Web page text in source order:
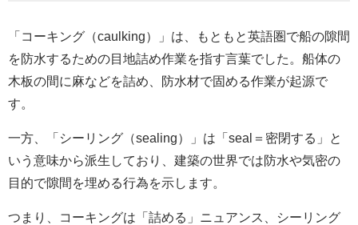
「コーキング（caulking）」は、もともと英語圏で船の隙間
を防水するための目地詰め作業を指す言葉でした。船体の
木板の間に麻などを詰め、防水材で固める作業が起源で
す。
一方、「シーリング（sealing）」は「seal＝密閉する」と
いう意味から派生しており、建築の世界では防水や気密の
目的で隙間を埋める行為を示します。
つまり、コーキングは「詰める」ニュアンス、シーリング